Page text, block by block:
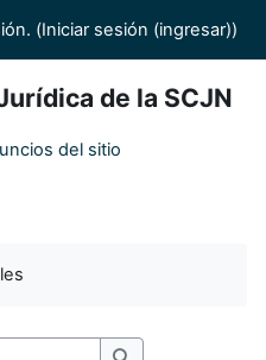
(Iniciar sesión (ingresar))
de la SCJN
del sitio